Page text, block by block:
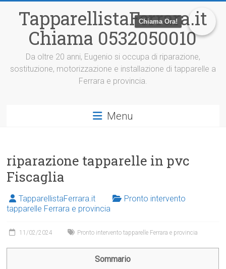
TapparellistaFerrara.it
Chiama 0532050010
Da oltre 20 anni, Eugenio si occupa di riparazione,
sostituzione, motorizzazione e installazione di tapparelle a
Ferrara e provincia.
Menu
riparazione tapparelle in pvc
Fiscaglia
TapparellistaFerrara.it
Pronto intervento
tapparelle Ferrara e provincia
11/02/2024 Pronto intervento tapparelle Ferrara e provincia
Sommario
Chiama Ora!